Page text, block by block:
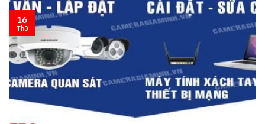
16
Th3